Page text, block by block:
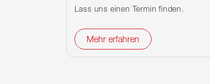
Lass uns einen Termin finden.
Mehr erfahren